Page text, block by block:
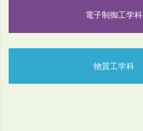
電子制御工学科
物質工学科